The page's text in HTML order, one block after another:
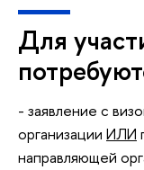
Для
- заявление с
организации ИЛИ
направляющей